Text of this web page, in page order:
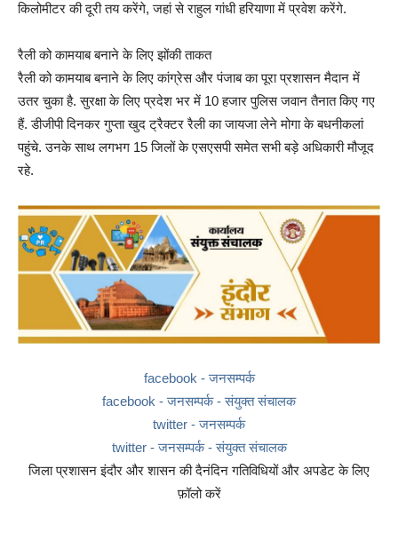
किलोमीटर की दूरी तय करेंगे, जहां से राहुल गांधी हरियाणा में प्रवेश करेंगे.
रैली को कामयाब बनाने के लिए झोंकी ताकत
रैली को कामयाब बनाने के लिए कांग्रेस और पंजाब का पूरा प्रशासन मैदान में
उतर चुका है. सुरक्षा के लिए प्रदेश भर में 10 हजार पुलिस जवान तैनात किए गए
हैं. डीजीपी दिनकर गुप्ता खुद ट्रैक्टर रैली का जायजा लेने मोगा के बधनीकलां
पहुंचे. उनके साथ लगभग 15 जिलों के एसएसपी समेत सभी बड़े अधिकारी मौजूद
रहे.
facebook - जनसम्पर्क
facebook - जनसम्पर्क - संयुक्त संचालक
twitter - जनसम्पर्क
twitter - जनसम्पर्क - संयुक्त संचालक
जिला प्रशासन इंदौर और शासन की दैनंदिन गतिविधियों और अपडेट के लिए
फ़ॉलो करें